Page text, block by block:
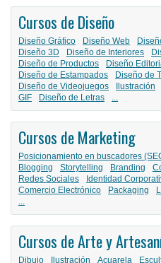
Cursos de Diseño
Diseño Gráfico Diseño Web
Diseño 3D
Diseño de Interiores
Diseño de Productos
Diseño
Diseño de Estampados
Diseño de
Diseño de Videojuegos
Ilustración
GIF
Diseño de Letras ...
Cursos de Marketing
Posicionamiento en buscadores
Blogging
Storytelling Branding
Redes Sociales
Identidad
Comercio Electrónico
Packaging
...
Cursos de Arte y
Dibujo Ilustración Acuarela